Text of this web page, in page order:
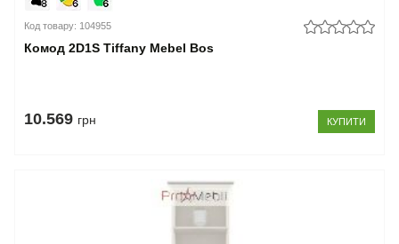
Код товару: 104955
Комод 2D1S Tiffany Mebel Bos
10.569 грн КУПИТИ